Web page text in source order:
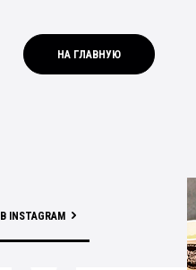
НА ГЛАВНУЮ
В INSTAGRAM